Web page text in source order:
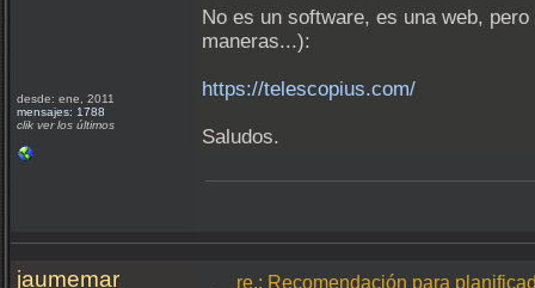
desde: ene, 2011
mensajes: 1788
clik ver los últimos
No es un software, es una web,
maneras...):
https://telescopius.com/
Saludos.
jaumemar re.: Recomendación para